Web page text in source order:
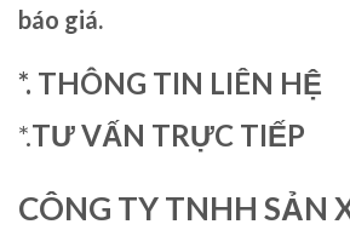
báo giá.
*. THÔNG TIN LIÊN HỆ
*.TƯ VẤN TRỰC TIẾP
CÔNG TY TNHH SẢN